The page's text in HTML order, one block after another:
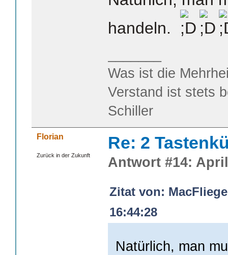
handeln.
Was ist die
Verstand ist stets
Schiller
Florian
Zurück in der Zukunft
Re: 2
Antwort #14:
Zitat von:
16:44:28
Natürlich, man